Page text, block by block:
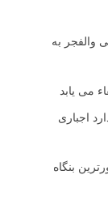
والفجر به
می یابد
اجباری
بنگاه